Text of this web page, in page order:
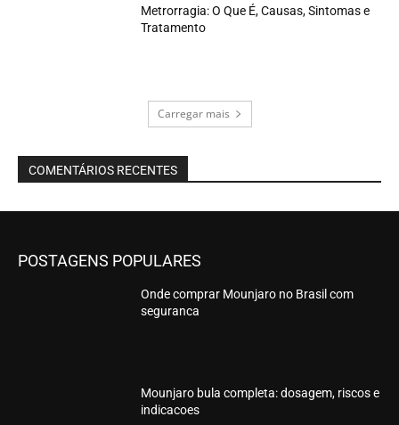
Metrorragia: O Que É, Causas, Sintomas e
Tratamento
Carregar mais
COMENTÁRIOS RECENTES
POSTAGENS POPULARES
Onde comprar Mounjaro no Brasil com
seguranca
Mounjaro bula completa: dosagem, riscos e
indicacoes